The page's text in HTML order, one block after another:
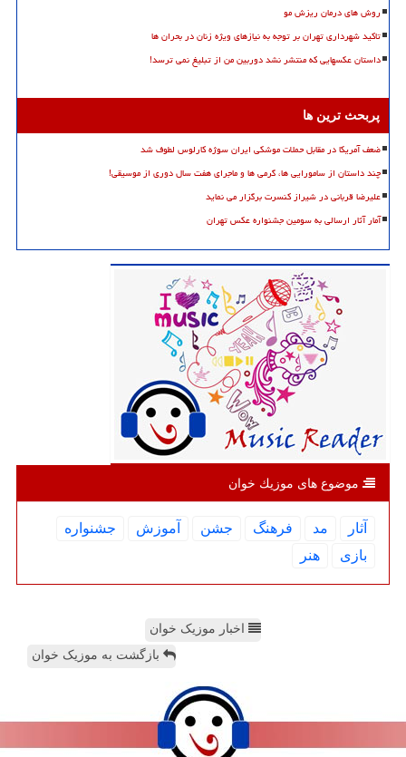
روش های درمان ریزش مو
تاکید شهرداری تهران بر توجه به نیازهای ویژه زنان در بحران ها
داستان عکسهایی که منتشر نشد دوربین من از تبلیغ نمی ترسد!
پربحث ترین ها
ضعف آمریکا در مقابل حملات موشکی ایران سوژه کارلوس لطوف شد
چند داستان از سامورایی ها، گرمی ها و ماجرای هفت سال دوری از موسیقی!
علیرضا قربانی در شیراز کنسرت برگزار می نماید
آمار آثار ارسالی به سومین جشنواره عکس تهران
موضوع های موزیك خوان
آثار مد فرهنگ جشن آموزش
جشنواره
بازی
هنر
اخبار موزیک خوان
بازگشت به موزیک خوان